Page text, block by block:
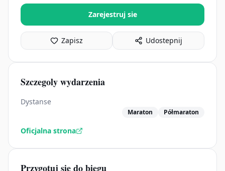
Zarejestruj sie
Zapisz Udostepnij
Szczegoly wydarzenia
Dystanse
Maraton Półmaraton
Oficjalna strona
Przygotuj sie do biegu